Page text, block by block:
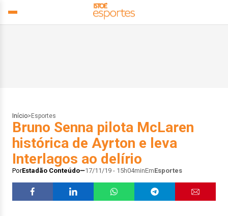
Início> Esportes
Bruno Senna pilota McLaren
histórica de Ayrton e leva
Interlagos ao delírio
PorEstadão Conteúdo 17/11/19 - 15h04minEmEsportes